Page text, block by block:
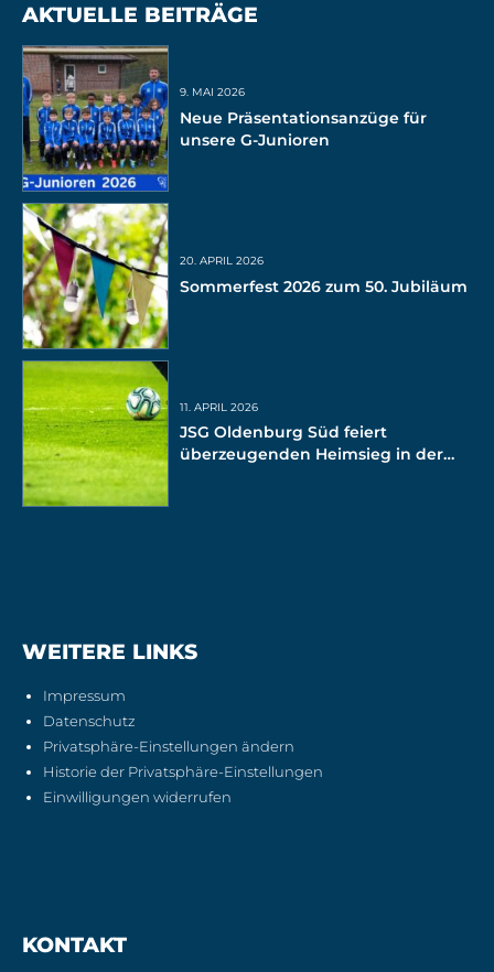
AKTUELLE BEITRÄGE
9. MAI 2026
Neue Präsentationsanzüge für
unsere G-Junioren
20. APRIL 2026
Sommerfest 2026 zum 50. Jubiläum
11. APRIL 2026
JSG Oldenburg Süd feiert
überzeugenden Heimsieg in der
WEITERE LINKS
Impressum
Datenschutz
Privatsphäre-Einstellungen ändern
Historie der Privatsphäre-Einstellungen
Einwilligungen widerrufen
KONTAKT